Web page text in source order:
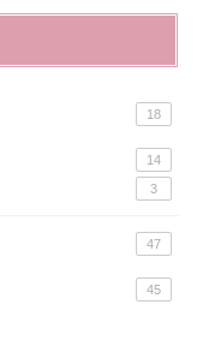
18
14
3
47
45